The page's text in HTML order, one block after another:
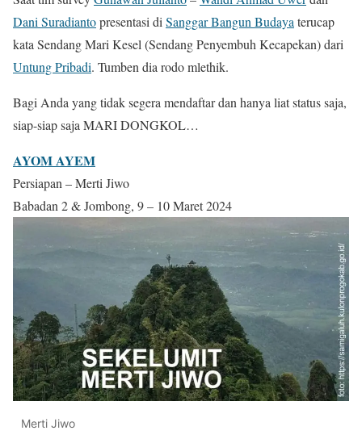
Dani Suradiantopresentasi di Sanggar Bangun Budaya terucap
kata Sendang Mari Kesel (Sendang Penyembuh Kecapekan) dari
Untung Pribadi. Tumben dia rodo mlethik.
Bagi Anda yang tidak segera mendaftar dan hanya liat status saja,
siap-siap saja MARI DONGKOL…
AYOM AYEM
Persiapan – Merti Jiwo
Babadan 2 & Jombong, 9 – 10 Maret 2024
Merti Jiwo